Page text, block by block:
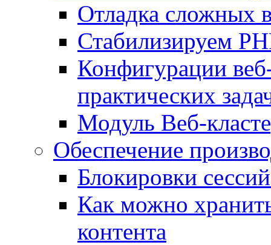
Отладка сложных
Стабилизируем
Конфигурации
практических
Модуль Веб-
Обеспечение
Блокировки
Как можно
контента